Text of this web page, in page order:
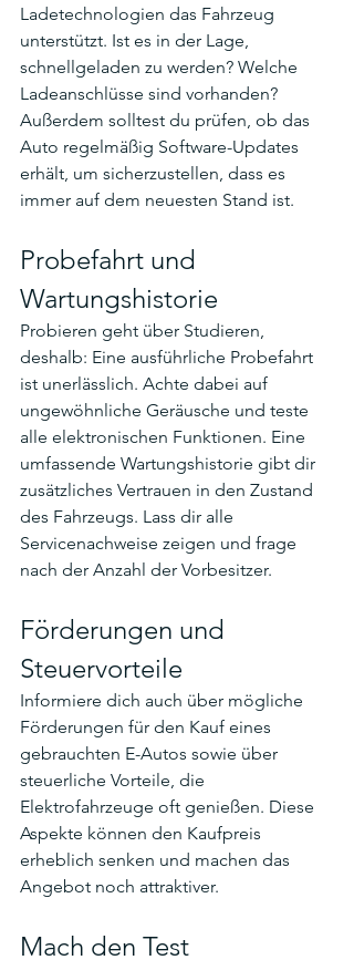
Ladetechnologien das Fahrzeug
unterstützt. Ist es in der Lage,
schnellgeladen zu werden? Welche
Ladeanschlüsse sind vorhanden?
Außerdem solltest du prüfen, ob das
Auto regelmäßig Software-Updates
erhält, um sicherzustellen, dass es
immer auf dem neuesten Stand ist.
Probefahrt und
Wartungshistorie
Probieren geht über Studieren,
deshalb: Eine ausführliche Probefahrt
ist unerlässlich. Achte dabei auf
ungewöhnliche Geräusche und teste
alle elektronischen Funktionen. Eine
umfassende Wartungshistorie gibt dir
zusätzliches Vertrauen in den Zustand
des Fahrzeugs. Lass dir alle
Servicenachweise zeigen und frage
nach der Anzahl der Vorbesitzer.
Förderungen und
Steuervorteile
Informiere dich auch über mögliche
Förderungen für den Kauf eines
gebrauchten E-Autos sowie über
steuerliche Vorteile, die
Elektrofahrzeuge oft genießen. Diese
Aspekte können den Kaufpreis
erheblich senken und machen das
Angebot noch attraktiver.
Mach den Test